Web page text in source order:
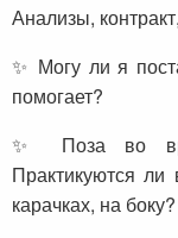
Анализы,
✨ Могу ли я
помогает?
✨ Поза во
Практикуются ли
карачках, на